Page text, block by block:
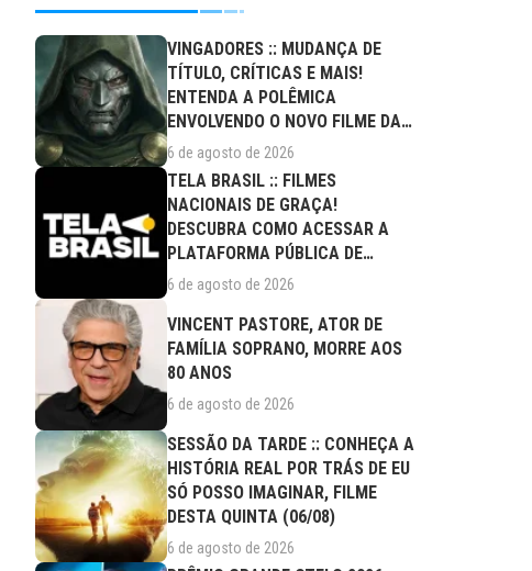
VINGADORES :: MUDANÇA DE
TÍTULO, CRÍTICAS E MAIS!
ENTENDA A POLÊMICA
ENVOLVENDO O NOVO FILME DA
MARVEL
6 de agosto de 2026
TELA BRASIL :: FILMES
NACIONAIS DE GRAÇA!
DESCUBRA COMO ACESSAR A
PLATAFORMA PÚBLICA DE
STREAMING
6 de agosto de 2026
VINCENT PASTORE, ATOR DE
FAMÍLIA SOPRANO, MORRE AOS
80 ANOS
6 de agosto de 2026
SESSÃO DA TARDE :: CONHEÇA A
HISTÓRIA REAL POR TRÁS DE EU
SÓ POSSO IMAGINAR, FILME
DESTA QUINTA (06/08)
6 de agosto de 2026